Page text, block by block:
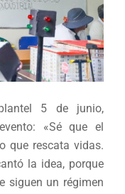
5 de junio,
«Sé que el
que rescata vidas.
la idea, porque
siguen un régimen